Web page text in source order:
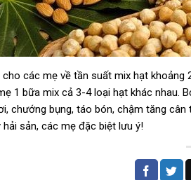
các mẹ về tần suất mix hạt
1 bữa mix cả 3-4 loại hạt khác nhau.
chướng bụng, táo bón, chậm tăng
sản, các mẹ đặc biệt lưu ý!